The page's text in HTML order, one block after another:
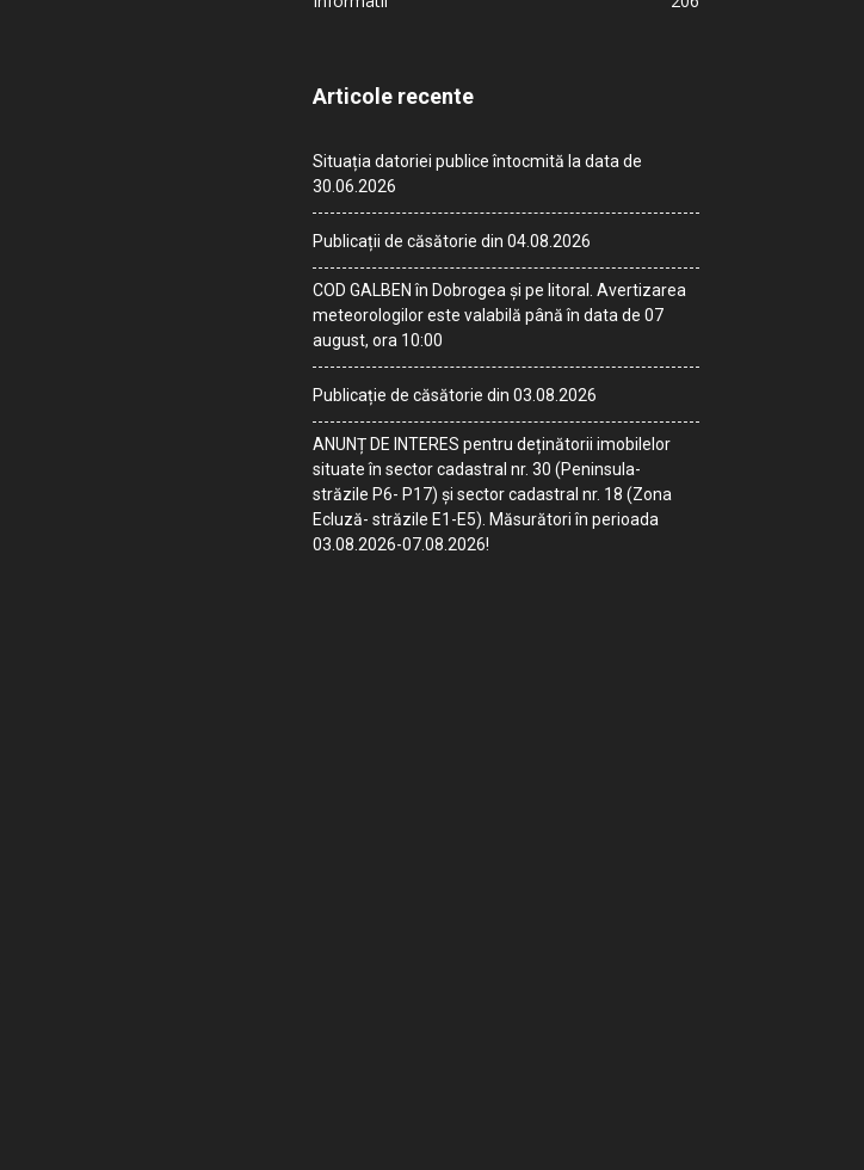
Articole recente
Situația datoriei publice întocmită la data de
30.06.2026
Publicații de căsătorie din 04.08.2026
COD GALBEN în Dobrogea și pe litoral. Avertizarea
meteorologilor este valabilă până în data de 07
august, ora 10:00
Publicație de căsătorie din 03.08.2026
ANUNȚ DE INTERES pentru deținătorii imobilelor
situate în sector cadastral nr. 30 (Peninsula-
străzile P6- P17) și sector cadastral nr. 18 (Zona
Ecluză- străzile E1-E5). Măsurători în perioada
03.08.2026-07.08.2026!